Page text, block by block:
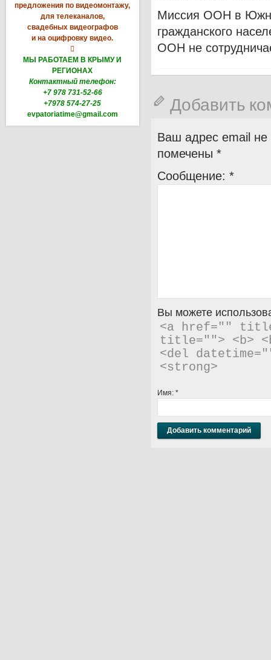
предложения по видеомонтажу,
для телеканалов,
свадебных видеографов
и на оцифровку видео.

МЫ РАБОТАЕМ В КРЫМУ И
РЕГИОНАХ
Контактный телефон:
+7 978 731-52-66
+7978 574-27-25
evpatoriatime@gmail.com
Миссия ООН в
гражданского
ООН не
Добавить
Ваш адрес email не
помечены *
Сообщение: *
Вы можете
<a href=""
title=""> <b>
<del
<strong>
Имя: *